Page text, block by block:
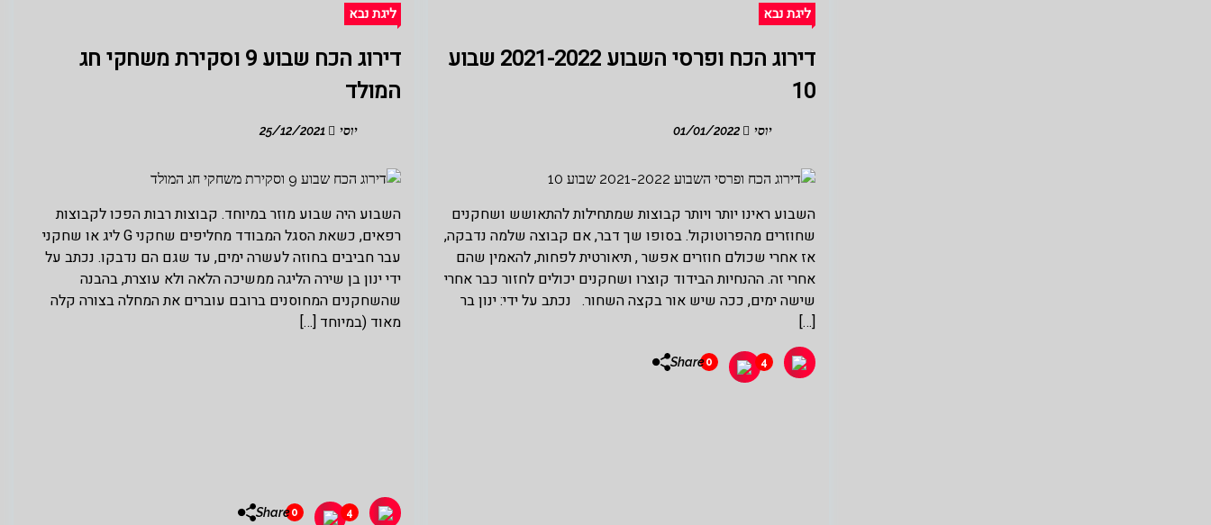
ליגת נבא
דירוג הכח ופרסי השבוע 2021-2022 שבוע
10
יוסי 01/01/2022
השבוע ראינו יותר ויותר קבוצות שמתחילות להתאושש ושחקנים
שחוזרים מהפרוטוקול. בסופו שך דבר, אם קבוצה שלמה נדבקה,
אז אחרי שכולם חוזרים אפשר , תיאורטית לפחות, להאמין שהם
אחרי זה. ההנחיות הבידוד קוצרו ושחקנים יכולים לחזור כבר אחרי
שישה ימים, ככה שיש אור בקצה השחור. נכתב על ידי: ינון בר
[…]
4
0
Share
ליגת נבא
דירוג הכח שבוע 9 וסקירת משחקי חג
המולד
יוסי
השבוע היה שבוע מוזר במיוחד. קבוצות רבות הפכו לקבוצות
רפאים, כשאת הסגל המבודד מחליפים שחקני G ליג או שחקני
עבר חביבים בחוזה לעשרה ימים, עד שגם הם נדבקו. נכתב על
ידי ינון בן שירה הליגה ממשיכה הלאה ולא עוצרת, בהבנה
שהשחקנים המחוסנים ברובם עוברים את המחלה בצורה קלה
מאוד (במיוחד […]
4
0
Share